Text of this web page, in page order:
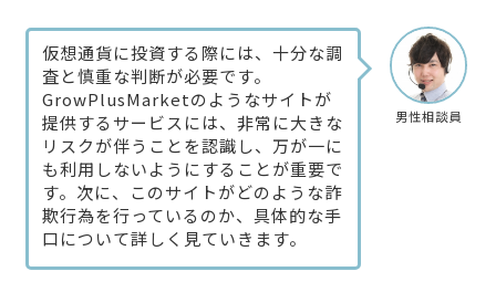
男性相談員
仮想通貨に投資する際には、十分な調
査と慎重な判断が必要です。
GrowPlusMarketのようなサイトが
提供するサービスには、非常に大きな
リスクが伴うことを認識し、万が一に
も利用しないようにすることが重要で
す。次に、このサイトがどのような詐
欺行為を行っているのか、具体的な手
口について詳しく見ていきます。